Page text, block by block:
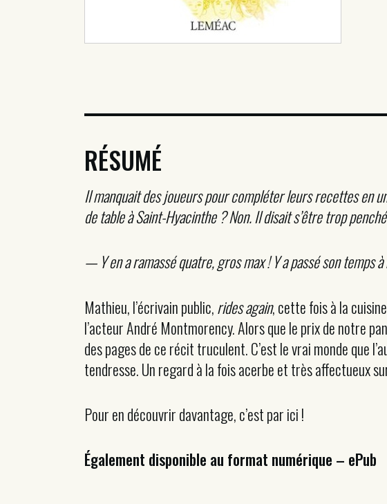
RÉSUMÉ
Il manquait des joueurs pour compléter leurs recettes en
de table à Saint-Hyacinthe ? Non. Il disait s’être trop
— Y en a ramassé quatre, gros max ! Y a passé son temps
Mathieu, l’écrivain public,rides again, cette fois à la
l’acteur André Montmorency. Alors que le prix de notre
des pages de ce récit truculent. C’est le vrai monde que
tendresse. Un regard à la fois acerbe et très affectueux
Pour en découvrir davantage, c’est par ici !
Également disponible au format numérique – ePub